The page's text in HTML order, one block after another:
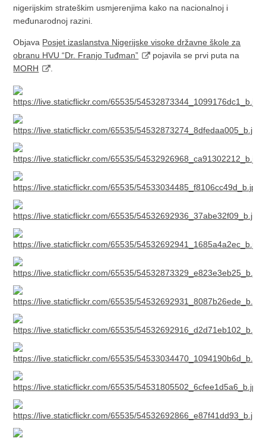
nigerijskim strateškim usmjerenjima kako na nacionalnoj i
međunarodnoj razini.
Objava Posjet izaslanstva Nigerijske visoke državne škole za
obranu HVU “Dr. Franjo Tuđman”
pojavila se prvi puta na
MORH